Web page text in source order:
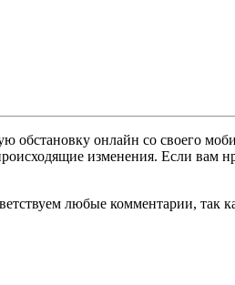
обстановку онлайн со своего
изменения. Если вам
любые комментарии, так